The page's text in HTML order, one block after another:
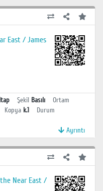
East / James
Şekil Basılı
Ortam
Kopya k.1
Durum
Ayrıntı
Near East /